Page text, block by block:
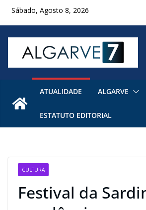
SkipSábado, Agosto 8, 2026
ATUALIDADE ALGARVE
ESTATUTO EDITORIAL
CULTURA
Festival da